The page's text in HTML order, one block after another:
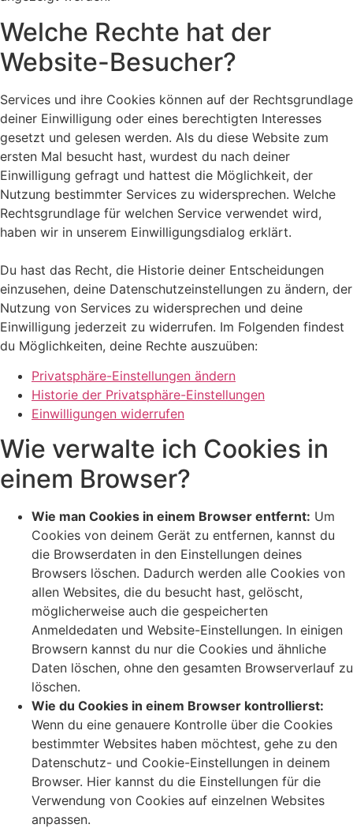
Welche Rechte hat der
Website-Besucher?
Services und ihre Cookies können auf der Rechtsgrundlage
deiner Einwilligung oder eines berechtigten Interesses
gesetzt und gelesen werden. Als du diese Website zum
ersten Mal besucht hast, wurdest du nach deiner
Einwilligung gefragt und hattest die Möglichkeit, der
Nutzung bestimmter Services zu widersprechen. Welche
Rechtsgrundlage für welchen Service verwendet wird,
haben wir in unserem Einwilligungsdialog erklärt.
Du hast das Recht, die Historie deiner Entscheidungen
einzusehen, deine Datenschutzeinstellungen zu ändern, der
Nutzung von Services zu widersprechen und deine
Einwilligung jederzeit zu widerrufen. Im Folgenden findest
du Möglichkeiten, deine Rechte auszuüben:
Privatsphäre-Einstellungen ändern
Historie der Privatsphäre-Einstellungen
Einwilligungen widerrufen
Wie verwalte ich Cookies in
einem Browser?
Wie man Cookies in einem Browser entfernt: Um
Cookies von deinem Gerät zu entfernen, kannst du
die Browserdaten in den Einstellungen deines
Browsers löschen. Dadurch werden alle Cookies von
allen Websites, die du besucht hast, gelöscht,
möglicherweise auch die gespeicherten
Anmeldedaten und Website-Einstellungen. In einigen
Browsern kannst du nur die Cookies und ähnliche
Daten löschen, ohne den gesamten Browserverlauf zu
löschen.
Wie du Cookies in einem Browser kontrollierst:
Wenn du eine genauere Kontrolle über die Cookies
bestimmter Websites haben möchtest, gehe zu den
Datenschutz- und Cookie-Einstellungen in deinem
Browser. Hier kannst du die Einstellungen für die
Verwendung von Cookies auf einzelnen Websites
anpassen.